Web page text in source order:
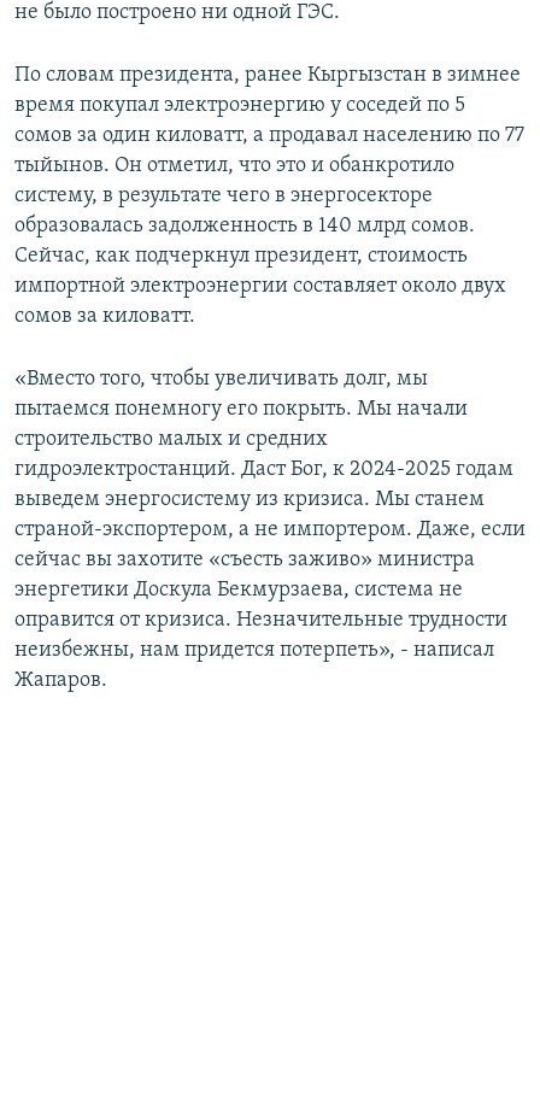
не было построено ни одной ГЭС.
По словам президента, ранее Кыргызстан в зимнее
время покупал электроэнергию у соседей по 5
сомов за один киловатт, а продавал населению по 77
тыйынов. Он отметил, что это и обанкротило
систему, в результате чего в энергосекторе
образовалась задолженность в 140 млрд сомов.
Сейчас, как подчеркнул президент, стоимость
импортной электроэнергии составляет около двух
сомов за киловатт.
«Вместо того, чтобы увеличивать долг, мы
пытаемся понемногу его покрыть. Мы начали
строительство малых и средних
гидроэлектростанций. Даст Бог, к 2024-2025 годам
выведем энергосистему из кризиса. Мы станем
страной-экспортером, а не импортером. Даже, если
сейчас вы захотите «съесть заживо» министра
энергетики Доскула Бекмурзаева, система не
оправится от кризиса. Незначительные трудности
неизбежны, нам придется потерпеть», - написал
Жапаров.